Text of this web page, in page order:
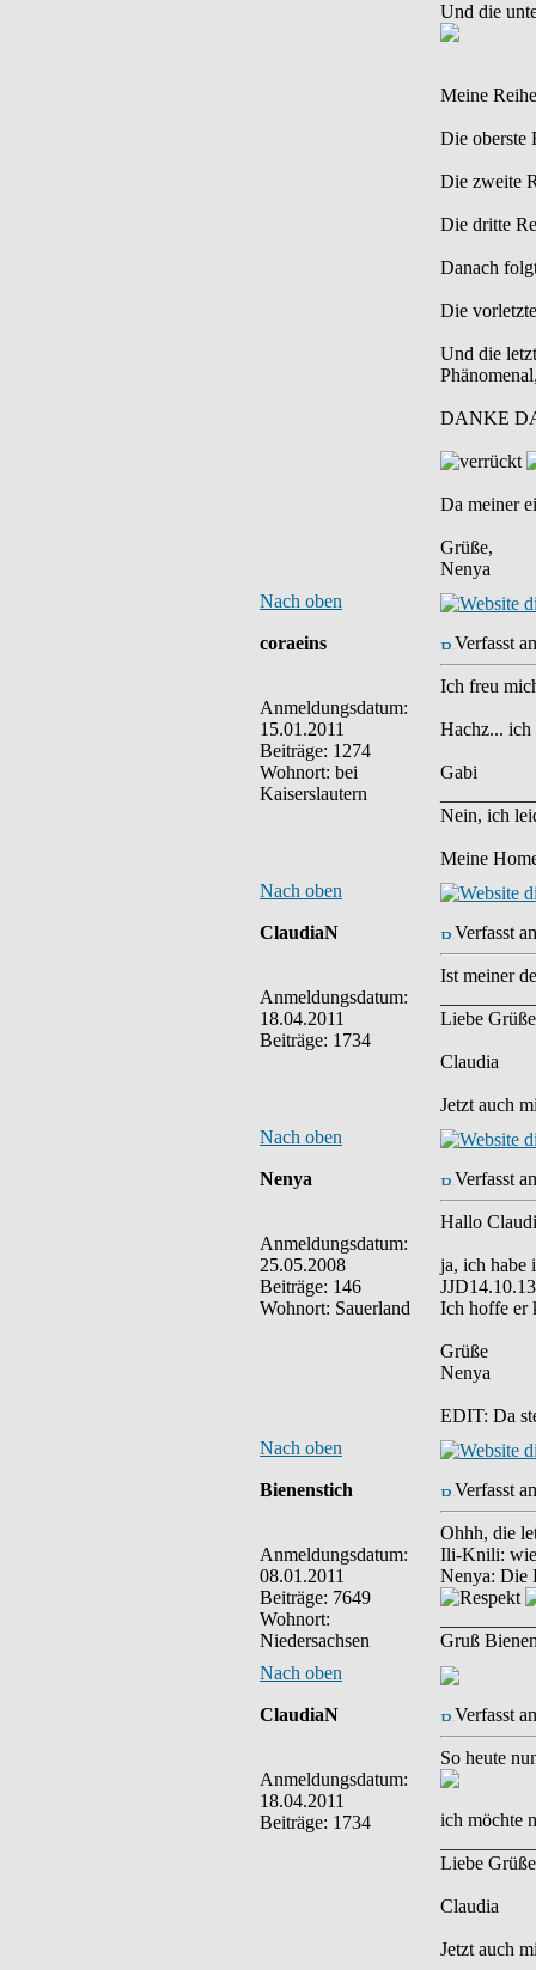
Und die
Meine
Die oberste
Die zweite
Die dritte
Danach
Die
Und die
DANKE
Da meiner
Grüße,
Nenya
Nach oben
coraeins
Anmeldungsdatum:
15.01.2011
Beiträge: 1274
Wohnort: bei
Kaiserslautern
Verfasst
Ich freu
Hachz... ich
Gabi
Nein, ich
Meine
Nach oben
ClaudiaN
Anmeldungsdatum:
18.04.2011
Beiträge: 1734
Verfasst
Ist meiner
Liebe
Claudia
Jetzt auch
Nach oben
Nenya
Anmeldungsdatum:
25.05.2008
Beiträge: 146
Wohnort: Sauerland
Verfasst
Hallo
ja, ich habe
Ich hoffe er
Grüße
Nenya
EDIT: Da
Nach oben
Bienenstich
Anmeldungsdatum:
08.01.2011
Beiträge: 7649
Wohnort:
Niedersachsen
Verfasst
Ohhh, die
Ili-Knili: wie
Nenya: Die
Gruß
Nach oben
ClaudiaN
Anmeldungsdatum:
18.04.2011
Beiträge: 1734
Verfasst
So heute
ich möchte
Liebe
Claudia
Jetzt auch